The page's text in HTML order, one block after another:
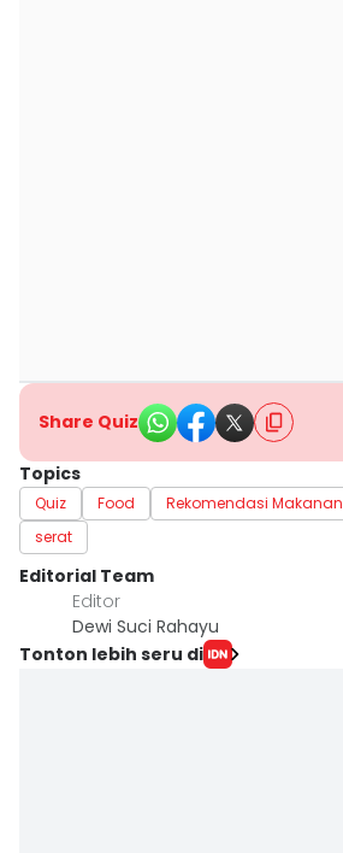
Share Quiz
Topics
Quiz Food Rekomendasi Makanan
serat
Editorial Team
Editor
Dewi Suci Rahayu
Tonton lebih seru di